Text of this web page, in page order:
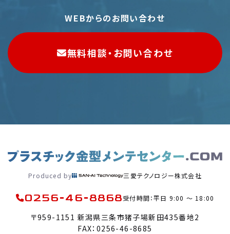
WEBからのお問い合わせ
無料相談・お問い合わせ
Produced by 三愛テクノロジー株式会社
0256-46-8868受付時間：平日 9:00 〜 18:00
〒959-1151 新潟県三条市猪子場新田435番地2
FAX：0256-46-8685